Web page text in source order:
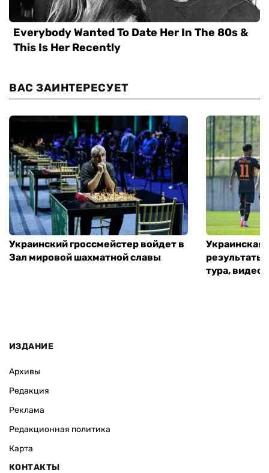
ВАС ЗАИНТЕРЕСУЕТ
Украинский гроссмейстер войдет в
Зал мировой шахматной славы
Украинская
результаты
тура, видео
ИЗДАНИЕ
Архивы
Редакция
Реклама
Редакционная политика
Карта
КОНТАКТЫ